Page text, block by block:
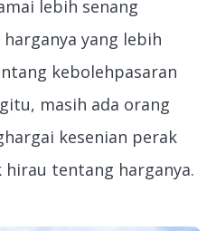
lebih senang
yang lebih
kebolehpasaran
masih ada orang
kesenian perak
tentang harganya.